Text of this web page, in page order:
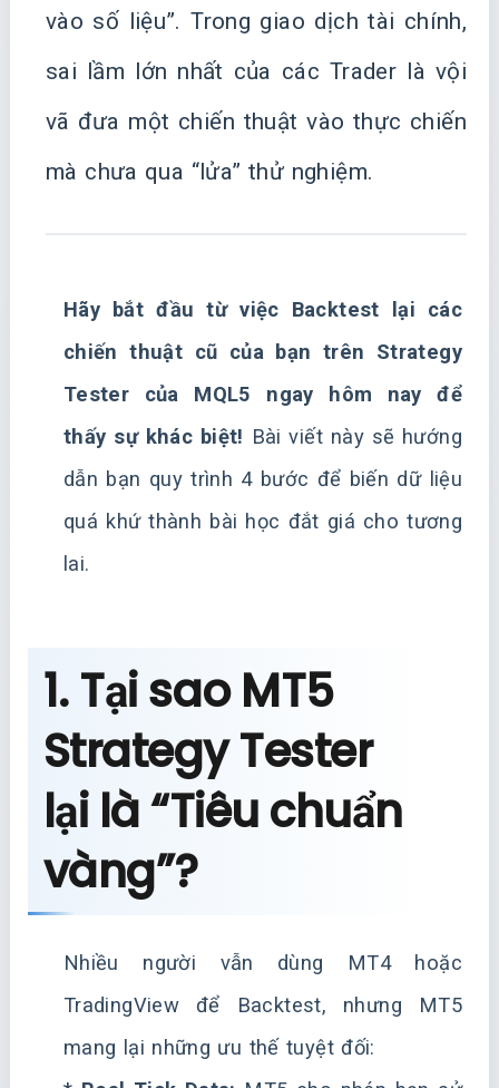
vào số liệu”. Trong giao dịch tài chính,
sai lầm lớn nhất của các Trader là vội
vã đưa một chiến thuật vào thực chiến
mà chưa qua “lửa” thử nghiệm.
Hãy bắt đầu từ việc Backtest lại các
chiến thuật cũ của bạn trên Strategy
Tester của MQL5 ngay hôm nay để
thấy sự khác biệt! Bài viết này sẽ hướng
dẫn bạn quy trình 4 bước để biến dữ liệu
quá khứ thành bài học đắt giá cho tương
lai.
1. Tại sao MT5
Strategy Tester
lại là “Tiêu chuẩn
vàng”?
Nhiều người vẫn dùng MT4 hoặc
TradingView để Backtest, nhưng MT5
mang lại những ưu thế tuyệt đối: